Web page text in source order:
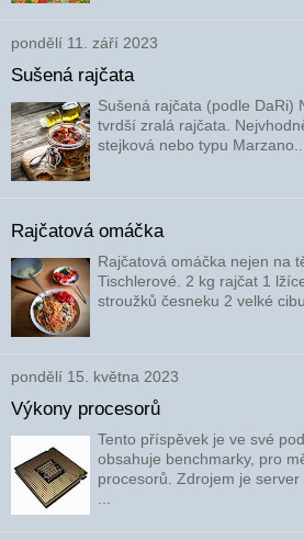
pondělí 11. září 2023
Sušená rajčata
Sušená rajčata (podle DaRi)
tvrdší zralá rajčata.
stejková nebo typu
Rajčatová omáčka
Rajčatová omáčka nejen na
Tischlerové. 2 kg rajčat 1
stroužků česneku 2 velké
pondělí 15. května 2023
Výkony procesorů
Tento příspěvek je ve své
obsahuje benchmarky, pro
procesorů. Zdrojem je
...